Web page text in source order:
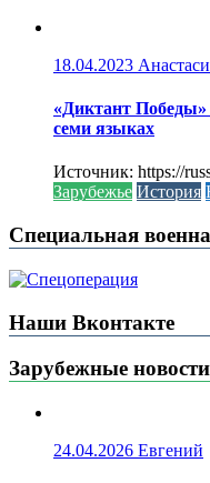
18.04.2023
«Диктант Победы»
семи языках
Источник: https://
Зарубежье История
Специальная
Наши Вконтакте
Зарубежные новости
24.04.2026 Евгений